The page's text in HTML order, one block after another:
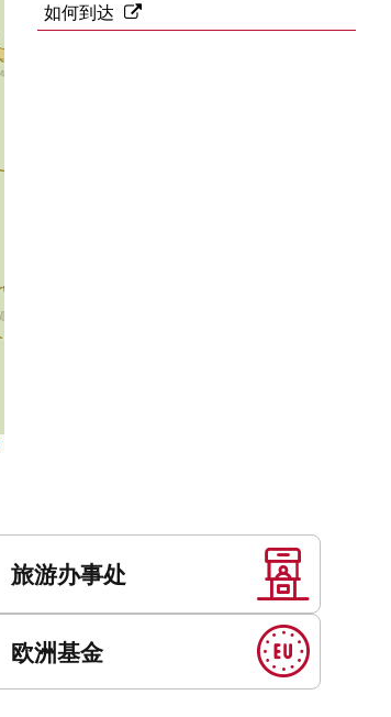
如何到达
旅游办事处
欧洲基金